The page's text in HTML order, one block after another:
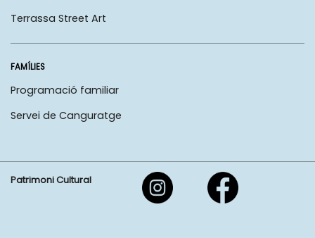
Terrassa Street Art
FAMÍLIES
Programació familiar
Servei de Canguratge
Patrimoni Cultural